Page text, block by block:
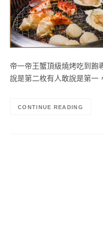
帝一帝王蟹頂級燒烤吃到飽
說是第二枚有人敢說是第一
CONTINUE READING